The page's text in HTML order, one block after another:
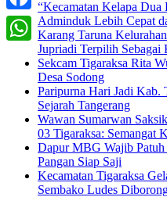
“Kecamatan Kelapa Dua
Adminduk Lebih Cepat
Karang Taruna
Jupriadi Terpilih Sebagai
Sekcam Tigaraksa Rita
Desa Sodong
Paripurna Hari Jadi Kab.
Sejarah Tangerang
Wawan Sumarwan
03 Tigaraksa: Semangat
Dapur MBG Wajib
Pangan Siap Saji
Kecamatan Tigaraksa
Sembako Ludes
Facebook
WhatsApp